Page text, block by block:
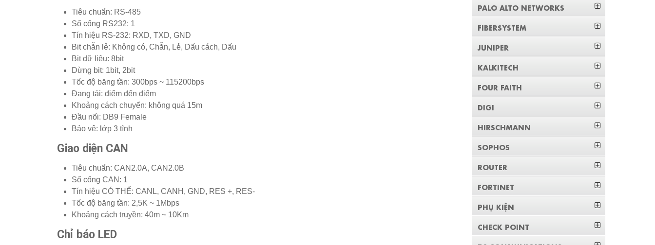
Tiêu chuẩn: RS-485
Số cổng RS232: 1
Tín hiệu RS-232: RXD, TXD, GND
Bit chẵn lẻ: Không có, Chẵn, Lẻ, Dấu cách, Dấu
Bit dữ liệu: 8bit
Dừng bit: 1bit, 2bit
Tốc độ băng tần: 300bps ~ 115200bps
Đang tải: điểm đến điểm
Khoảng cách chuyển: không quá 15m
Đầu nối: DB9 Female
Bảo vệ: lớp 3 tĩnh
Giao diện CAN
Tiêu chuẩn: CAN2.0A, CAN2.0B
Số cổng CAN: 1
Tín hiệu CÓ THỂ: CANL, CANH, GND, RES +, RES-
Tốc độ băng tần: 2,5K ~ 1Mbps
Khoảng cách truyền: 40m ~ 10Km
Chỉ báo LED
PALO ALTO NETWORKS
FIBERSYSTEM
JUNIPER
KALKITECH
FOUR FAITH
DIGI
HIRSCHMANN
SOPHOS
ROUTER
FORTINET
PHỤ KIỆN
CHECK POINT